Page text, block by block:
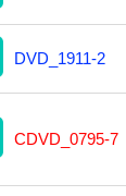
DVD_1911-2
CDVD_0795-7